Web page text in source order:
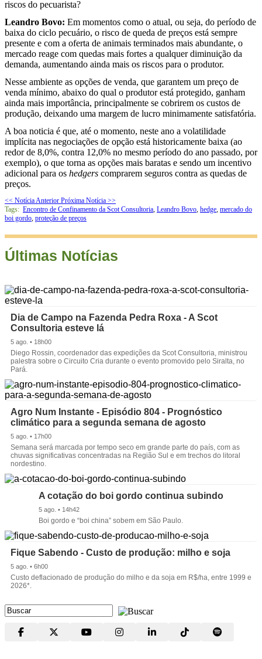
riscos do pecuarista?
Leandro Bovo: Em momentos como o atual, ou seja, do período de
baixa do ciclo pecuário, o risco de queda de preços está sempre
presente e com a oferta de animais terminados mais abundante, o
mercado reage com quedas mais fortes a qualquer diminuição da
demanda, aumentando ainda mais os riscos para o produtor.
Nesse ambiente as opções de venda, que garantem um preço de
venda mínimo, abaixo do qual o produtor está protegido, ganham
ainda mais importância, principalmente se cobrirem os custos de
produção, deixando uma margem de lucro minimamente satisfatória.
A boa noticia é que, até o momento, neste ano a volatilidade
implícita nas negociações de opção está historicamente baixa (ao
redor de 8,0%, contra 12,0% no mesmo período do ano passado, por
exemplo), o que torna as opções mais baratas e sendo um incentivo
adicional para os hedgers comprarem seguros contra as quedas de
preços.
<< Notícia Anterior Próxima Notícia >>
Tags: Encontro de Confinamento da Scot Consultoria, Leandro Bovo, hedge, mercado do
boi gordo, proteção de preços
Últimas Notícias
Dia de Campo na Fazenda Pedra Roxa - A Scot
Consultoria esteve lá
5 ago. • 18h00
Diego Rossin, coordenador das expedições da Scot Consultoria, ministrou
palestra sobre o Circuito Cria durante o evento promovido pelo Siralta, no
Pará.
Agro Num Instante - Episódio 804 - Prognóstico
climático para a segunda semana de agosto
5 ago. • 17h00
Semana será marcada por tempo seco em grande parte do país, com as
chuvas significativas concentradas na Região Sul e em trechos do litoral
nordestino.
A cotação do boi gordo continua subindo
5 ago. • 14h42
Boi gordo e “boi china” sobem em São Paulo.
Fique Sabendo - Custo de produção: milho e soja
5 ago. • 6h00
Custo deflacionado de produção do milho e da soja em R$/ha, entre 1999 e
2026*.